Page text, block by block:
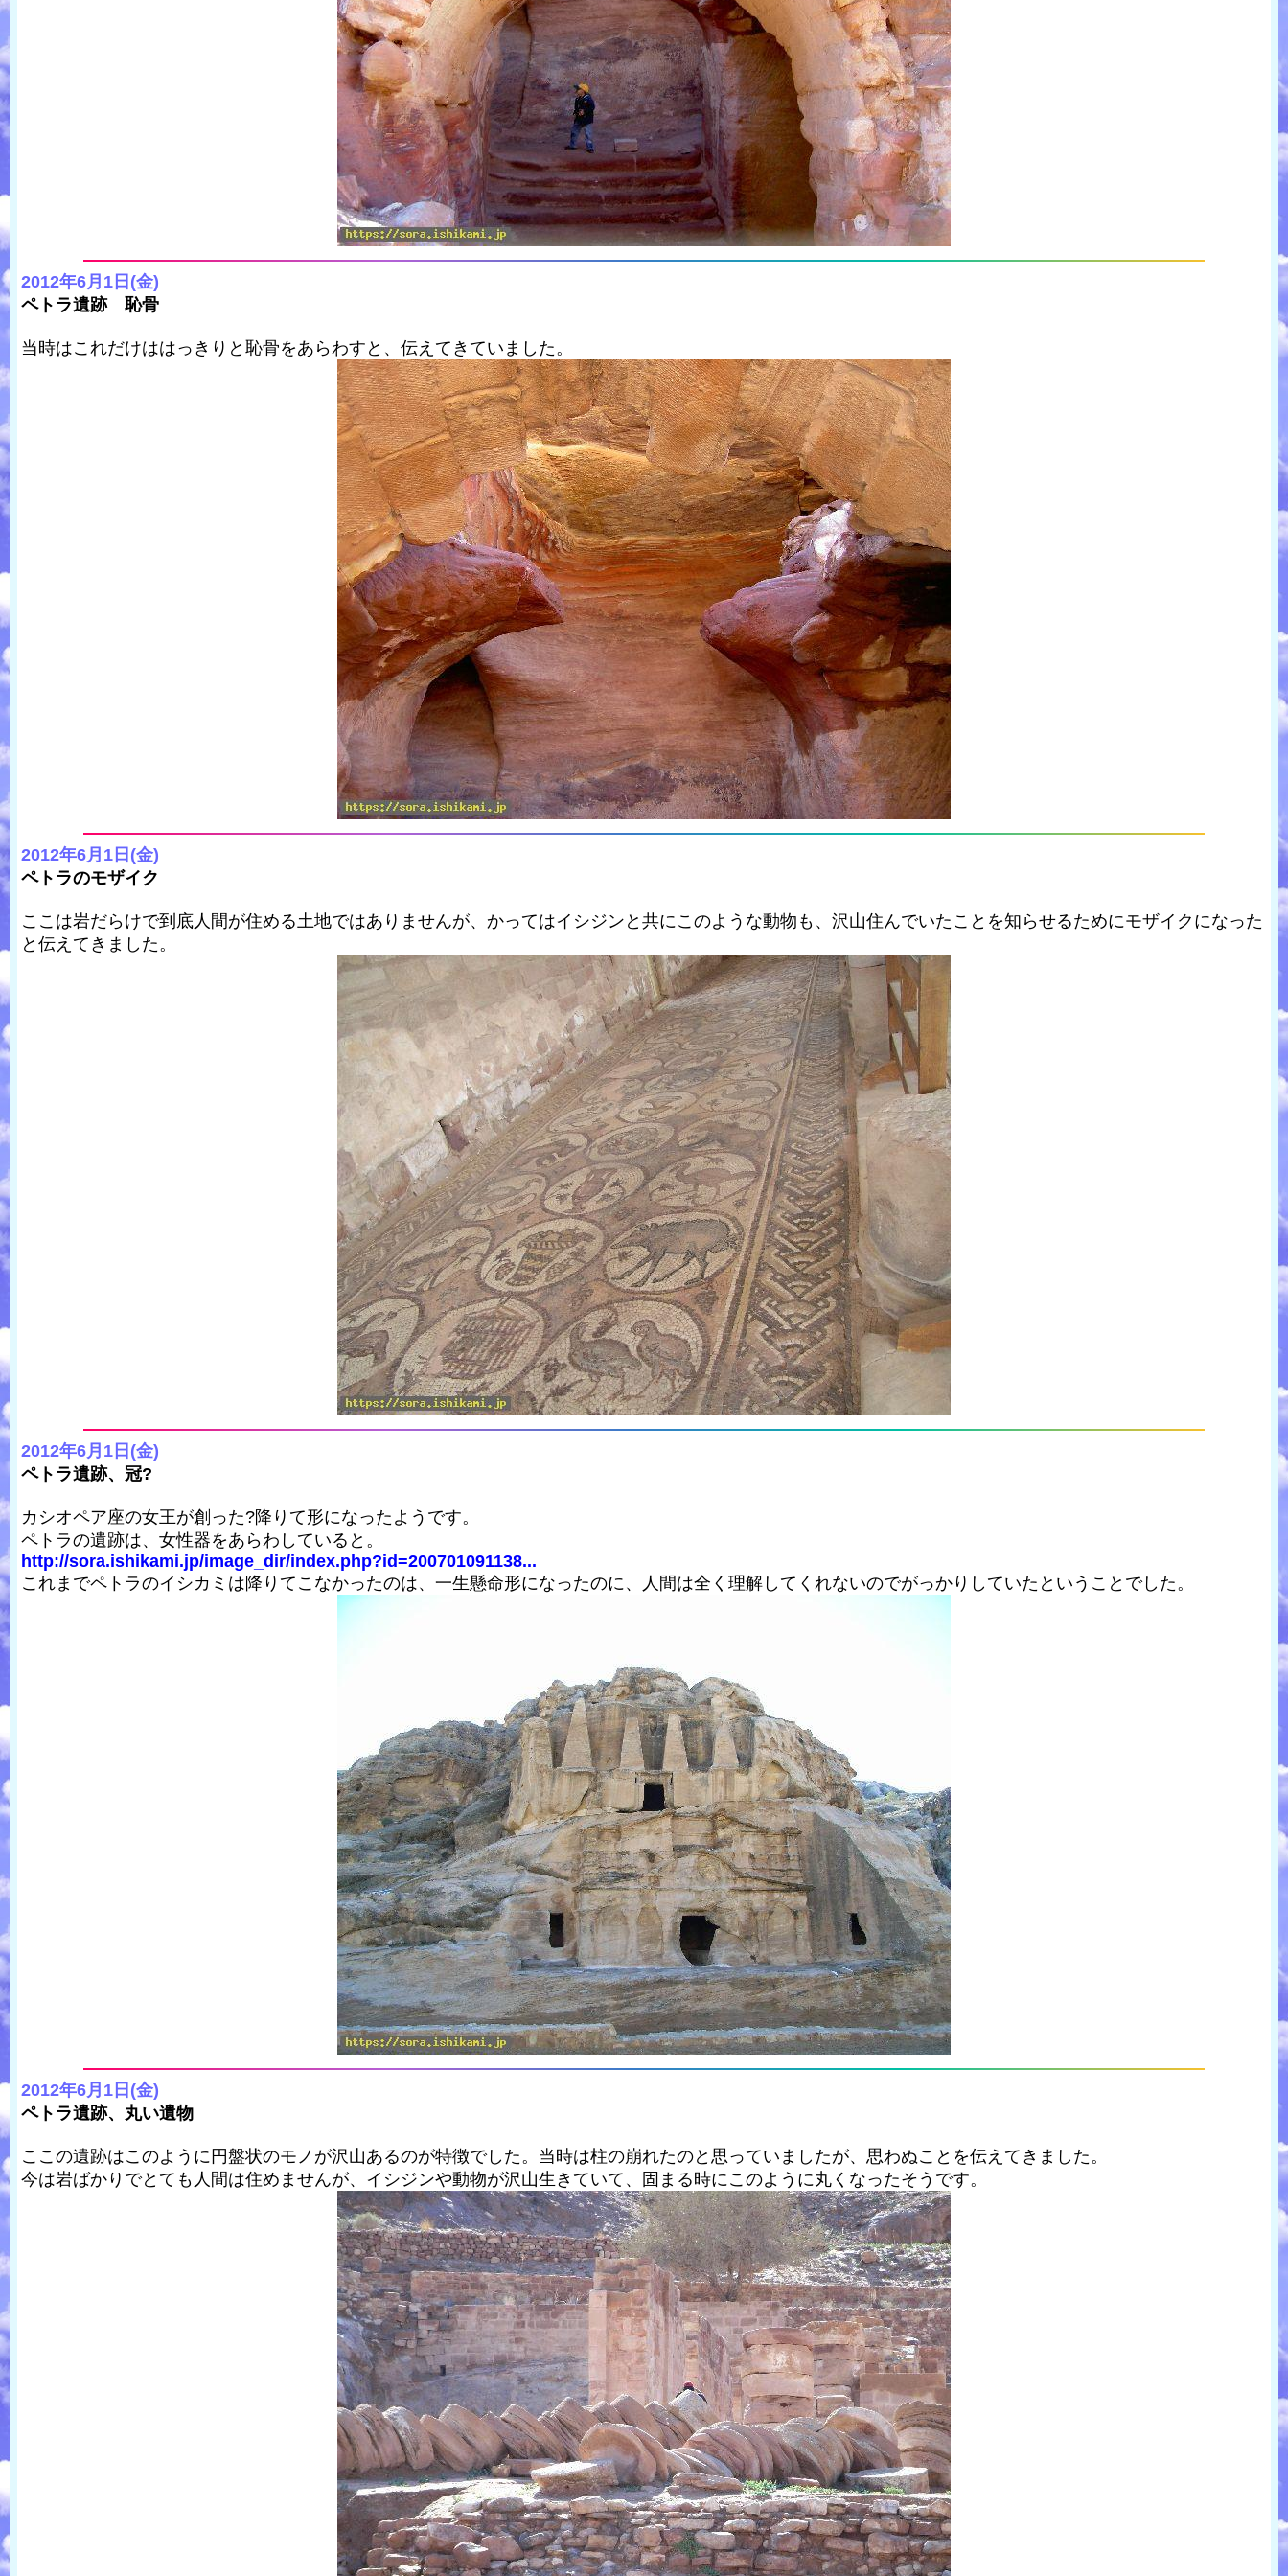
2012年6月1日(金)
ペトラ遺跡 恥骨
当時はこれだけははっきりと恥骨をあらわすと、伝えてきていました。
2012年6月1日(金)
ペトラのモザイク
ここは岩だらけで到底人間が住める土地ではありませんが、かってはイシジンと共にこのような動物も、沢山住んでいたことを知らせるためにモザイクになった
と伝えてきました。
2012年6月1日(金)
ペトラ遺跡、冠?
カシオペア座の女王が創った?降りて形になったようです。
ペトラの遺跡は、女性器をあらわしていると。
http://sora.ishikami.jp/image_dir/index.php?id=200701091138...
これまでペトラのイシカミは降りてこなかったのは、一生懸命形になったのに、人間は全く理解してくれないのでがっかりしていたということでした。
2012年6月1日(金)
ペトラ遺跡、丸い遺物
ここの遺跡はこのように円盤状のモノが沢山あるのが特徴でした。当時は柱の崩れたのと思っていましたが、思わぬことを伝えてきました。
今は岩ばかりでとても人間は住めませんが、イシジンや動物が沢山生きていて、固まる時にこのように丸くなったそうです。